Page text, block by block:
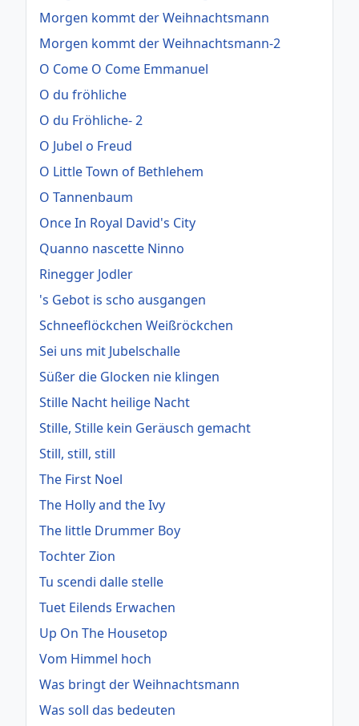
Morgen kommt der Weihnachtsmann
Morgen kommt der Weihnachtsmann-2
O Come O Come Emmanuel
O du fröhliche
O du Fröhliche- 2
O Jubel o Freud
O Little Town of Bethlehem
O Tannenbaum
Once In Royal David's City
Quanno nascette Ninno
Rinegger Jodler
's Gebot is scho ausgangen
Schneeflöckchen Weißröckchen
Sei uns mit Jubelschalle
Süßer die Glocken nie klingen
Stille Nacht heilige Nacht
Stille, Stille kein Geräusch gemacht
Still, still, still
The First Noel
The Holly and the Ivy
The little Drummer Boy
Tochter Zion
Tu scendi dalle stelle
Tuet Eilends Erwachen
Up On The Housetop
Vom Himmel hoch
Was bringt der Weihnachtsmann
Was soll das bedeuten